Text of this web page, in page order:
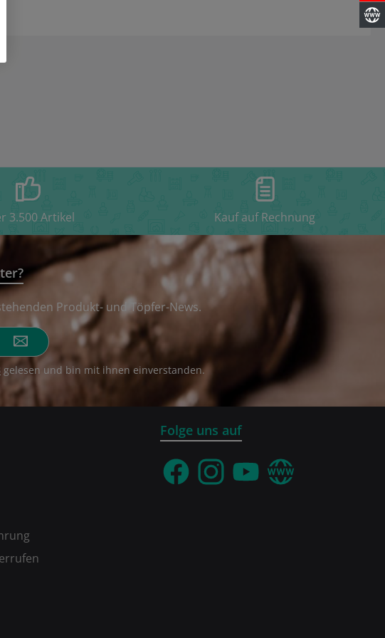
3.500 Artikel Kauf auf Rechnung
Produkt- und Töpfer-News.
gelesen und bin mit ihnen einverstanden.
Folge uns auf
FacebookInstagramYouTubeWebseite